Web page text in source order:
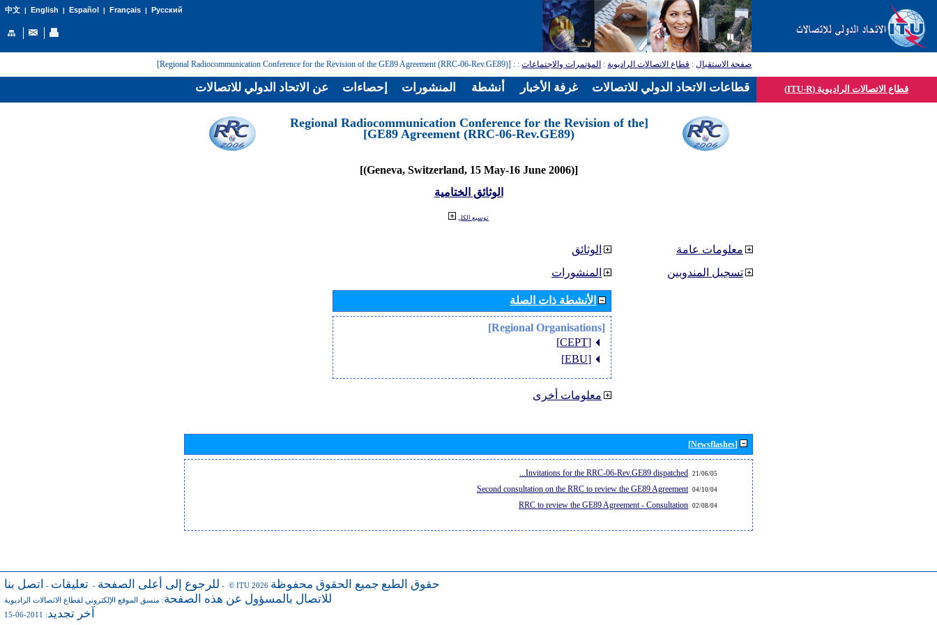
中文| English | Español | Français| Русский
صفحة الاستقبال: قطاع الاتصالات الراديوية: المؤتمرات والاجتماعات:
: [Regional Radiocommunication Conference for the Revision of the GE89 Agreement (RRC-06-Rev.GE89)]
قطاع الاتصالات الراديوية (ITU-R)
[Regional Radiocommunication Conference for the Revision of the
GE89 Agreement (RRC-06-Rev.GE89)]
[(Geneva, Switzerland, 15 May-16 June 2006)]
الوثائق الختامية
توسيع الكل
الوثائق
المنشورات
الأنشطة ذات الصلة
[Regional Organisations]
[CEPT]
[EBU]
معلومات أخرى
معلومات عامة
تسجيل المندوبين
[Newsflashes]
21/06/05
Invitations for the RRC-06-Rev.GE89 dispatched...
04/10/04
Second consultation on the RRC to review the GE89 Agreement
02/08/04
RRC to review the GE89 Agreement - Consultation
للرجوع إلى أعلى الصفحة - تعليقات - اتصل بنا - © ITU 2026 حقوق الطبع جميع الحقوق محفوظة
للاتصال بالمسؤول عن هذه الصفحة: منسق الموقع الإلكتروني لقطاع الاتصالات الراديوية
آخر تجديد: 2011-06-15
عن الاتحاد الدولي للاتصالات إحصاءات المنشورات أنشطة غرفة الأخبار قطاعات الاتحاد الدولي للاتصالات